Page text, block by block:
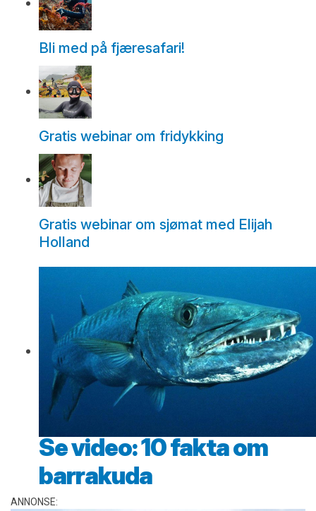
Bli med på fjæresafari!
Gratis webinar om fridykking
Gratis webinar om sjømat med Elijah
Holland
Se video: 10 fakta om
barrakuda
ANNONSE: